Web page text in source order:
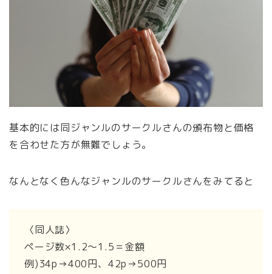
基本的には同ジャンルのサークルさんの頒布物と価格
を合わせた方が無難でしょう。
なんとなく色んなジャンルのサークルさんをみてると
〈同人誌〉
ページ数×1.2〜1.5＝金額
例)34p→400円、42p→500円